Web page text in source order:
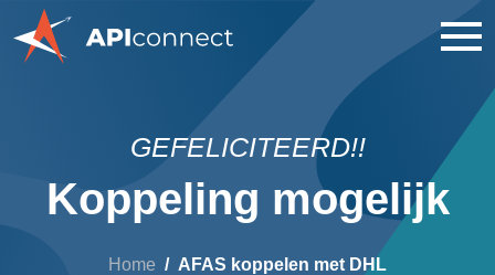
GEFELICITEERD!!
Koppeling mogelijk
Home AFAS koppelen met DHL